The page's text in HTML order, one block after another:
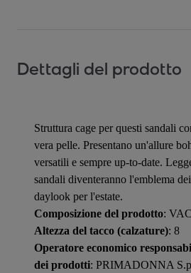
Dettagli del prodotto
Struttura cage per questi sandali
vera pelle. Presentano un'allure
versatili e sempre up-to-date.
sandali diventeranno l'emblema
daylook per l'estate.
Composizione del prodotto:
Altezza del tacco (calzature): 8
Operatore economico
dei prodotti: PRIMADONNA